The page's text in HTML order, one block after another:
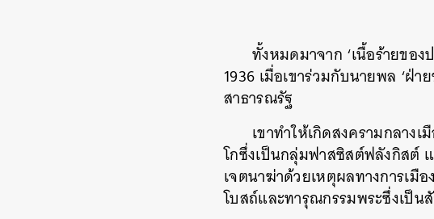
ทั้งหมดมาจาก ‘เนื้อร้ายขอ
1936 เมื่อเขาร่วมกับนายพล ‘ฝ่
สาธารณรัฐ
เขาทำให้เกิดสงครามกลาง
โกซึ่งเป็นกลุ่มฟาสซิสต์ฟลังกิสต์
เจตนาฆ่าด้วยเหตุผลทางการเมื
โบสถ์และทารุณกรรมพระซึ่งเป็